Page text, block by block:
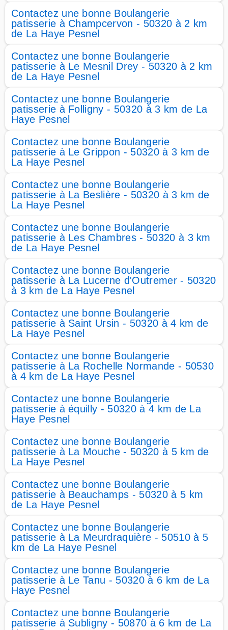
Contactez une bonne Boulangerie
patisserie à Champcervon - 50320 à 2 km
de La Haye Pesnel
Contactez une bonne Boulangerie
patisserie à Le Mesnil Drey - 50320 à 2 km
de La Haye Pesnel
Contactez une bonne Boulangerie
patisserie à Folligny - 50320 à 3 km de La
Haye Pesnel
Contactez une bonne Boulangerie
patisserie à Le Grippon - 50320 à 3 km de
La Haye Pesnel
Contactez une bonne Boulangerie
patisserie à La Beslière - 50320 à 3 km de
La Haye Pesnel
Contactez une bonne Boulangerie
patisserie à Les Chambres - 50320 à 3 km
de La Haye Pesnel
Contactez une bonne Boulangerie
patisserie à La Lucerne d'Outremer - 50320
à 3 km de La Haye Pesnel
Contactez une bonne Boulangerie
patisserie à Saint Ursin - 50320 à 4 km de
La Haye Pesnel
Contactez une bonne Boulangerie
patisserie à La Rochelle Normande - 50530
à 4 km de La Haye Pesnel
Contactez une bonne Boulangerie
patisserie à équilly - 50320 à 4 km de La
Haye Pesnel
Contactez une bonne Boulangerie
patisserie à La Mouche - 50320 à 5 km de
La Haye Pesnel
Contactez une bonne Boulangerie
patisserie à Beauchamps - 50320 à 5 km
de La Haye Pesnel
Contactez une bonne Boulangerie
patisserie à La Meurdraquière - 50510 à 5
km de La Haye Pesnel
Contactez une bonne Boulangerie
patisserie à Le Tanu - 50320 à 6 km de La
Haye Pesnel
Contactez une bonne Boulangerie
patisserie à Subligny - 50870 à 6 km de La